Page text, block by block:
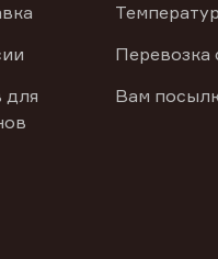
для
Перевозка
Вам